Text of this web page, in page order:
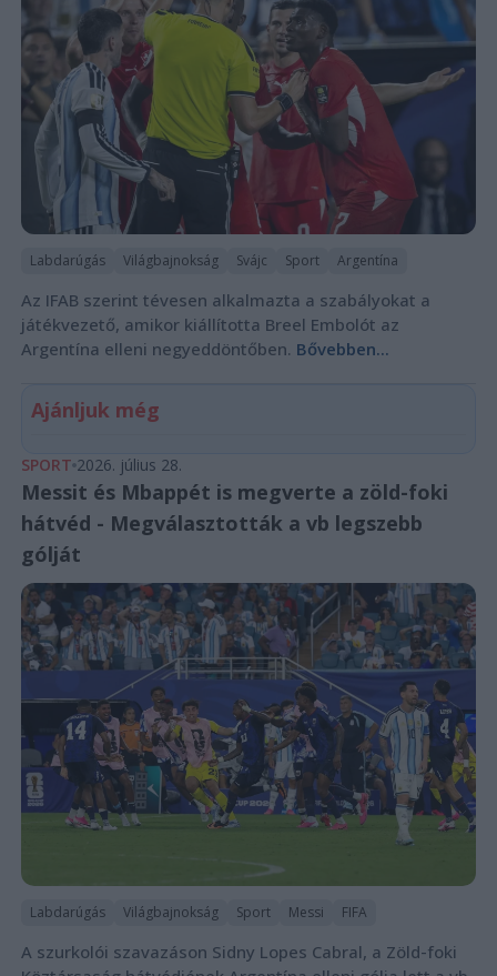
Labdarúgás Világbajnokság Svájc Sport Argentína
Az IFAB szerint tévesen alkalmazta a szabályokat a
játékvezető, amikor kiállította Breel Embolót az
Argentína elleni negyeddöntőben. Bővebben...
Ajánljuk még
SPORT 2026. július 28.
Messit és Mbappét is megverte a zöld-foki
hátvéd - Megválasztották a vb legszebb
gólját
Labdarúgás Világbajnokság Sport Messi FIFA
A szurkolói szavazáson Sidny Lopes Cabral, a Zöld-foki